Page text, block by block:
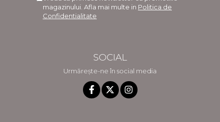
magazinului. Afla mai multe in Politica de
Confidentialitate
SOCIAL
Urmărește-ne în social media